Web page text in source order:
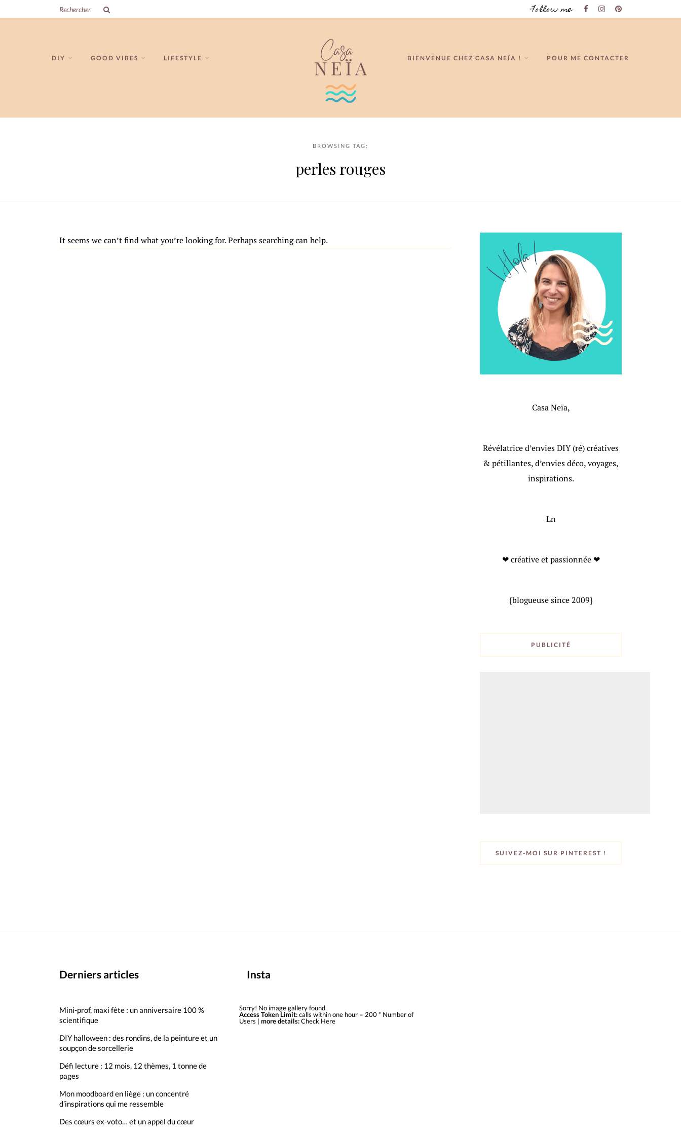
Follow me
DIY GOOD VIBES LIFESTYLE BIENVENUE CHEZ CASA NEÏA ! POUR ME CONTACTER
BROWSING TAG:
perles rouges
It seems we can’t find what you’re looking for. Perhaps searching can help.
Casa Neïa,
Révélatrice d’envies DIY (ré) créatives
& pétillantes, d’envies déco, voyages,
inspirations.
Ln
❤ créative et passionnée ❤
{blogueuse since 2009}
PUBLICITÉ
SUIVEZ-MOI SUR PINTEREST !
Derniers articles
Mini-prof, maxi fête : un anniversaire 100 %
scientifique
DIY halloween : des rondins, de la peinture et un
soupçon de sorcellerie
Défi lecture : 12 mois, 12 thèmes, 1 tonne de
pages
Mon moodboard en liège : un concentré
d’inspirations qui me ressemble
Des cœurs ex-voto… et un appel du cœur
Insta
Sorry! No image gallery found.
Access Token Limit:calls within one hour = 200 * Number of
Users | more details: Check Here